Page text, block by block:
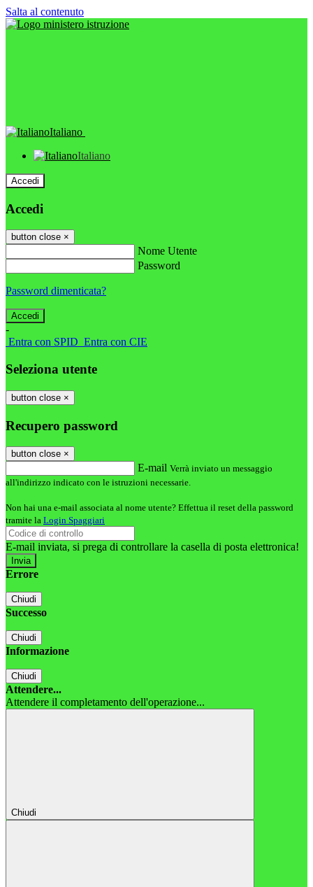
Salta al contenuto
Italiano
Italiano
Accedi
Accedi
button close ×
Nome Utente
Password
Password dimenticata?
-
Entra con SPID Entra con CIE
Seleziona utente
button close ×
Recupero password
button close ×
E-mail Verrà inviato un messaggio
all'indirizzo indicato con le istruzioni necessarie.
Non hai una e-mail associata al nome utente? Effettua il reset della password
tramite la Login Spaggiari
E-mail inviata, si prega di controllare la casella di posta elettronica!
Errore
Chiudi
Successo
Chiudi
Informazione
Chiudi
Attendere...
Attendere il completamento dell'operazione...
Chiudi